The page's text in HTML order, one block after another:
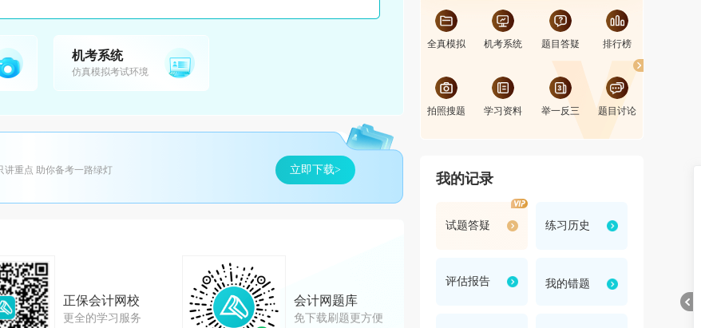
机考系统
仿真模拟考试环境
讲重点 助你备考一路绿灯 立即下载>
正保会计网校
更全的学习服务
会计网题库
免下载刷题更方便
全真模拟 机考系统 题目答疑 排行榜
拍照搜题 学习资料 举一反三 题目讨论
我的记录
试题答疑 练习历史
评估报告 我的错题